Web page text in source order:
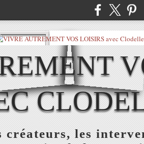
créateurs, les